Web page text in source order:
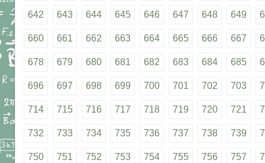
642 643 644 645 646 647 648 649
660 661 662 663 664 665 666 667
678 679 680 681 682 683 684 685
696 697 698 699 700 701 702 703
714 715 716 717 718 719 720 721
732 733 734 735 736 737 738 739
750 751 752 753 754 755 756 757